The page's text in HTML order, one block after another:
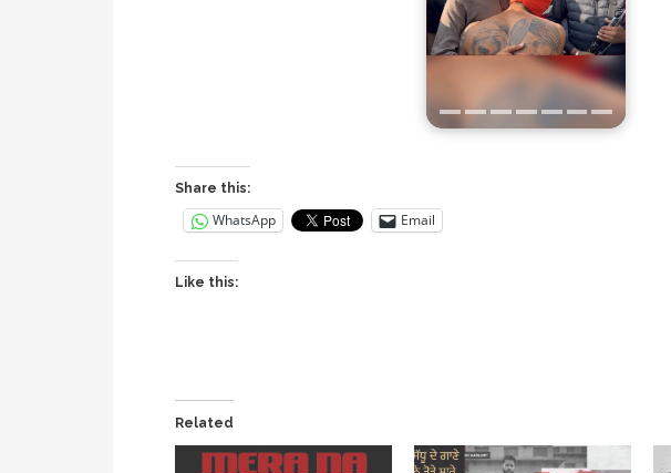
Share this:
WhatsApp Email
Like this:
Related